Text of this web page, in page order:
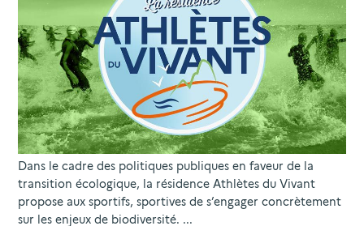
Dans le cadre des politiques publiques en faveur de la
transition écologique, la résidence Athlètes du Vivant
propose aux sportifs, sportives de s’engager concrètement
sur les enjeux de biodiversité. ...